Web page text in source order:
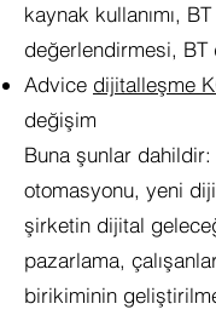
kaynak kullanımı, BT
değerlendirmesi, BT
Advice dijitalleşme
değişim
Buna şunlar
otomasyonu, yeni
şirketin dijital
pazarlama,
birikiminin